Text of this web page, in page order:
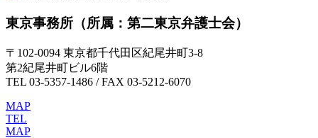
東京事務所 （所属：第二東京弁護士会）
〒102-0094 東京都千代田区紀尾井町3-8
第2紀尾井町ビル6階
TEL 03-5357-1486 / FAX 03-5212-6070
MAP
TEL
MAP